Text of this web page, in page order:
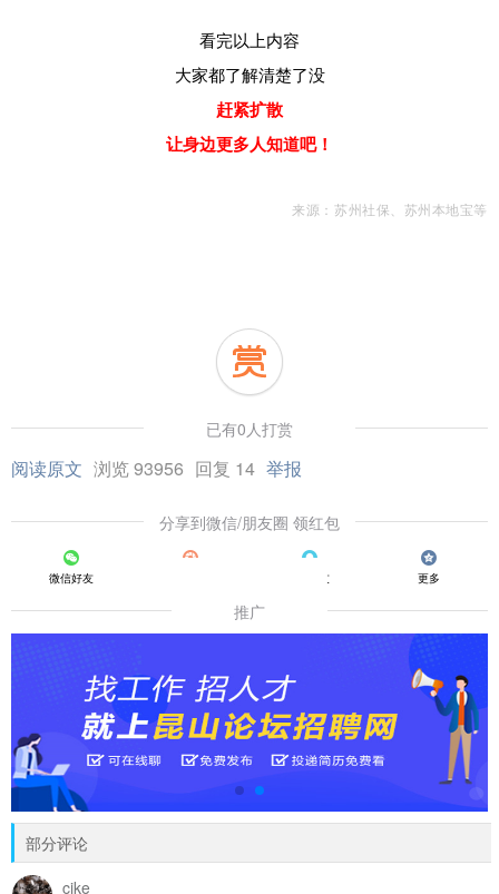
看完以上内容
大家都了解清楚了没
赶紧扩散
让身边更多人知道吧！
来源：苏州社保、苏州本地宝等
已有0人打赏
阅读原文 浏览 93956 回复 14 举报
分享到微信/朋友圈 领红包
微信好友 QQ好友 更多
推广
部分评论
cike